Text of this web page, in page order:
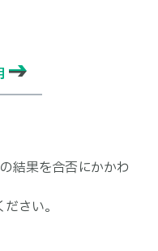
結果を合否にかかわ
さい。